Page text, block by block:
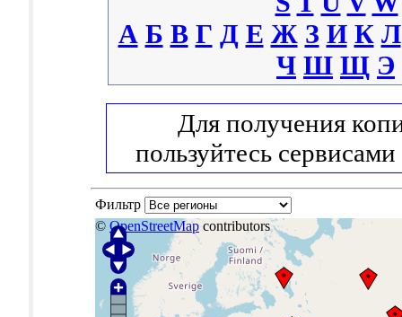
А Б В Г Д Е Ж З И К Л
Ч Ш Щ Э
Для получения
пользуйтесь сервисами
Фильтр
© OpenStreetMapcontributors